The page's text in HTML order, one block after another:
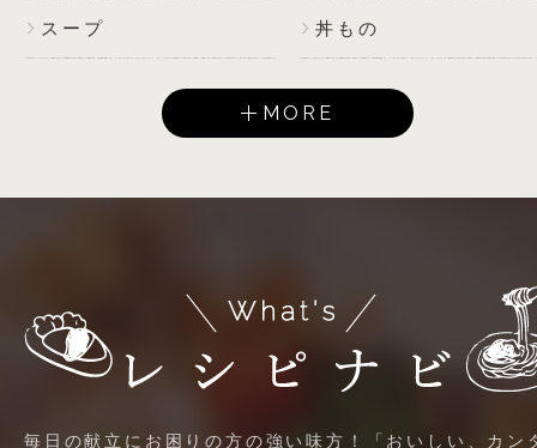
スープ 丼もの
MORE
毎日の献立にお困りの方の強い味方！「おいしい、カン